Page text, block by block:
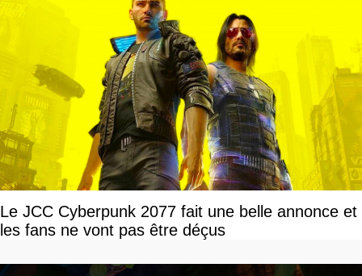
Le JCC Cyberpunk 2077 fait une belle annonce et
les fans ne vont pas être déçus